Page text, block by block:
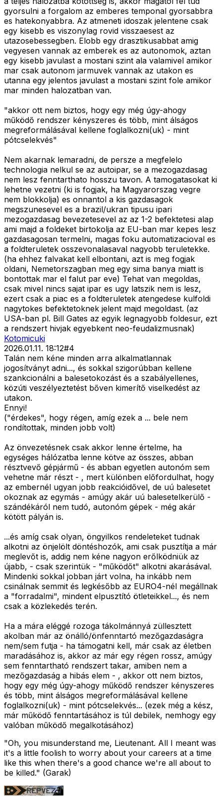
gyorsulni a forgalom az emberes temponal gyorsabbra
es hatekonyabbra. Az atmeneti idoszak jelentene csak
egy kisebb es viszonylag rovid visszaesest az
utazosebessegben. Elobb egy drasztikusabbat amig
vegyesen vannak az emberek es az autonomok, aztan
egy kisebb javulast a mostani szint ala valamivel amikor
mar csak autonom jarmuvek vannak az utakon es
utanna egy jelentos javulast a mostani szint fole amikor
mar minden halozatban van.
"akkor ott nem biztos, hogy egy még úgy-ahogy
működő rendszer kényszeres és több, mint álságos
megreformálásával kellene foglalkozni(uk) - mint
pótcselekvés"
Nem akarnak lemaradni, de persze a megfelelo
technologia nelkul se az autoipar, se a mezogazdasag
nem lesz fenntarthato hosszu tavon. A tamogatasokat ki
lehetne vezetni (ki is fogjak, ha Magyarorszag vegre
nem blokkolja) es onnantol a kis gazdasagok
megszunesevel es a brazil/ukran tipusu ipari
mezogazdasag bevezetesevel az az 1-2 befektetesi alap
ami majd a foldeket birtokolja az EU-ban mar kepes lesz
gazdasagosan termelni, magas foku automatizacioval es
a foldteruletek osszevonalasaval nagyobb teruletekke.
(ha ehhez falvakat kell elbontani, azt is meg fogjak
oldani, Nemetorszagban meg egy sima banya miatt is
bontottak mar el falut par eve) Tehat van megoldas,
csak mivel nincs sajat ipar es ugy latszik nem is lesz,
ezert csak a piac es a foldteruletek atengedese kulfoldi
nagytokes befektetoknek jelent majd megoldast. (az
USA-ban pl. Bill Gates az egyik legnagyobb foldesur, ezt
a rendszert hivjak egyebkent neo-feudalizmusnak)
Kotomicuki
2026.01.11. 18:12#4
Talán nem kéne minden arra alkalmatlannak
jogosítványt adni..., és sokkal szigorúbban kellene
szankcionálni a balesetokozást és a szabályellenes,
közúti veszélyeztetést bőven kimerítő viselkedést az
utakon.
Ennyi!
("érdekes", hogy régen, amíg ezek a ... bele nem
rondítottak, minden jobb volt)
Az önvezetésnek csak akkor lenne értelme, ha
egységes hálózatba lenne kötve az összes, abban
résztvevő gépjármű - és abban egyetlen autonóm sem
vehetne már részt - , mert különben előfordulhat, hogy
az embernél ugyan jobb reakcióidővel, de uú balesetet
okoznak az egymás - amúgy akár uú balesetelkerülő -
szándékáról nem tudó, autonóm gépek - még akár
kötött pályán is.
...és amíg csak olyan, öngyilkos rendeleteket tudnak
alkotni az önjelölt döntéshozók, ami csak pusztítja a már
meglevőt is, addig nem kéne nagyon erőlködniük az
újabb, - csak szerintük - "működőt" alkotni akarásával.
Mindenki sokkal jobban járt volna, ha inkább nem
csinálnak semmit és legkésőbb az EURO4-nél megállnak
a "forradalmi", mindent elpusztító ötleteikkel..., és nem
csak a közlekedés terén.
Ha a mára eléggé rozoga tákolmánnyá züllesztett
akolban már az önálló/önfenntartó mezőgazdaságra
nem/sem futja - ha támogatni kell, már csak az életben
maradásához is, akkor az már egy régen rossz, amúgy
sem fenntartható rendszert takar, amiben nem a
mezőgazdaság a hibás elem - , akkor ott nem biztos,
hogy egy még úgy-ahogy működő rendszer kényszeres
és több, mint álságos megreformálásával kellene
foglalkozni(uk) - mint pótcselekvés... (ezek még a kész,
már működő fenntartásához is túl debilek, nemhogy egy
valóban működő megalkotásához)
"Oh, you misunderstand me, Lieutenant. All I meant was
it's a little foolish to worry about your careers at a time
like this when there's a good chance we're all about to
be killed." (Garak)